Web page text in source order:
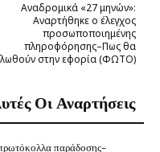
Aναδρομικά «27 μηνών»:
Αναρτήθηκε ο έλεγχος
προσωποποιημένης
πληροφόρησης–Πως θα
στην εφορία (ΦΩΤΟ)
Οι Αναρτήσεις
παράδοσης-